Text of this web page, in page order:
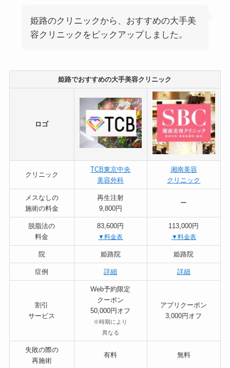
姫路のクリニックから、おすすめの大手美
容クリニックをピックアップしました。
姫路でおすすめの大手美容クリニック
ロゴ
クリニック
TCB東京中央
美容外科
湘南美容
クリニック
メスなしの
施術の料金
再生注射
9,800円
ー
脱脂法の
料金
83,600円
▼料金表
113,000円
▼料金表
院 姫路院 姫路院
症例 詳細 詳細
割引
サービス
Web予約限定
クーポン
50,000円オフ
※時期により
異なる
アプリクーポン
3,000円オフ
失敗の際の
再施術
有料 無料